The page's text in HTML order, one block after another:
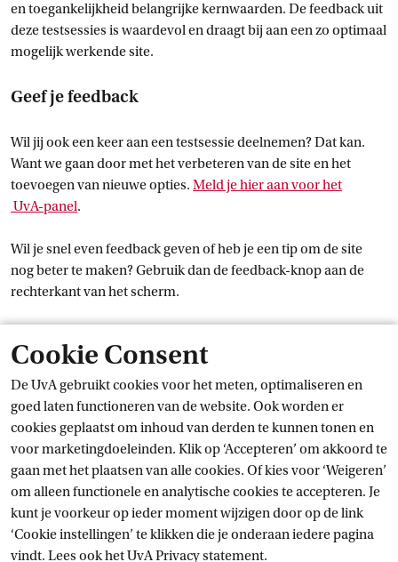
Cookie Consent
De UvA gebruikt cookies voor het meten, optimaliseren en
goed laten functioneren van de website. Ook worden er
cookies geplaatst om inhoud van derden te kunnen tonen en
voor marketingdoeleinden. Klik op ‘Accepteren’ om akkoord te
gaan met het plaatsen van alle cookies. Of kies voor ‘Weigeren’
om alleen functionele en analytische cookies te accepteren. Je
kunt je voorkeur op ieder moment wijzigen door op de link
‘Cookie instellingen’ te klikken die je onderaan iedere pagina
vindt. Lees ook hetUvA Privacy statement.
en toegankelijkheid belangrijke kernwaarden. De feedback uit
deze testsessies is waardevol en draagt bij aan een zo optimaal
mogelijk werkende site.
Geef je feedback
Wil jij ook een keer aan een testsessie deelnemen? Dat kan.
Want we gaan door met het verbeteren van de site en het
toevoegen van nieuwe opties. Meld je hier aan voor het
UvA-panel.
Wil je snel even feedback geven of heb je een tip om de site
nog beter te maken? Gebruik dan de feedback-knop aan de
rechterkant van het scherm.
Wat kun je nog meer verwachten?
We voegen stap voor stap nieuwe opties toe aan de site. Denk
aan pushnotificaties bij roosterwijzigingen en nieuwe
studieresultaten, een mobiele app ter vervanging van deMijn
UvA appen de mogelijkheid voor het online stellen van vragen
en online dingen regelen, zoals een afspraak met een
medewerker inplannen.
Dit is én blijft onze focus: